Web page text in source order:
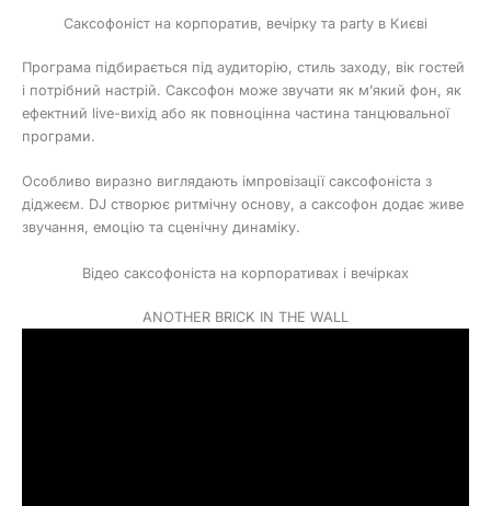
Саксофоніст на корпоратив, вечірку та party в Києві
Програма підбирається під аудиторію, стиль заходу, вік гостей
і потрібний настрій. Саксофон може звучати як м’який фон, як
ефектний live-вихід або як повноцінна частина танцювальної
програми.
Особливо виразно виглядають імпровізації саксофоніста з
діджеєм. DJ створює ритмічну основу, а саксофон додає живе
звучання, емоцію та сценічну динаміку.
Відео саксофоніста на корпоративах і вечірках
ANOTHER BRICK IN THE WALL